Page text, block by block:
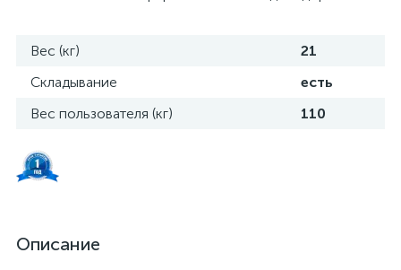
Вес (кг)
21
Складывание
есть
Вес пользователя (кг)
110
Описание